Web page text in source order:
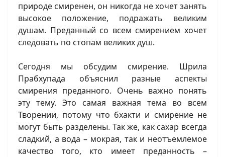
природе смиренен, он никогда не хочет занять
высокое положение, подражать великим
душам. Преданный со всем смирением хочет
следовать по стопам великих душ.
Сегодня мы обсудим смирение. Шрила
Прабхупада объяснил разные аспекты
смирения преданного. Очень важно понять
эту тему. Это самая важная тема во всем
Творении, потому что бхакти и смирение не
могут быть разделены. Так же, как сахар всегда
сладкий, а вода – мокрая, так и неотъемлемое
качество того, кто имеет преданность –